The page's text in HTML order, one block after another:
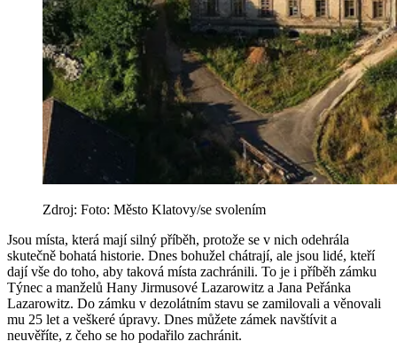
Zdroj: Foto: Město Klatovy/se svolením
Jsou místa, která mají silný příběh, protože se v nich odehrála
skutečně bohatá historie. Dnes bohužel chátrají, ale jsou lidé, kteří
dají vše do toho, aby taková místa zachránili. To je i příběh zámku
Týnec a manželů Hany Jirmusové Lazarowitz a Jana Peřánka
Lazarowitz. Do zámku v dezolátním stavu se zamilovali a věnovali
mu 25 let a veškeré úpravy. Dnes můžete zámek navštívit a
neuvěříte, z čeho se ho podařilo zachránit.